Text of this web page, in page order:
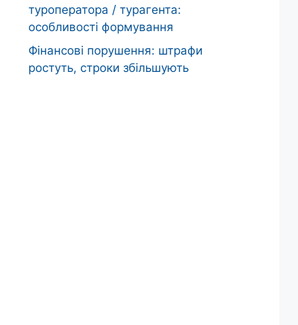
туроператора / турагента:
особливості формування
Фінансові порушення: штрафи
ростуть, строки збільшують